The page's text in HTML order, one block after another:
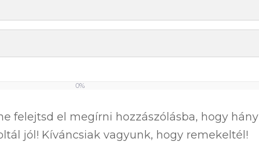
0%
felejtsd el megírni hozzászólásba, hogy hány
jól! Kíváncsiak vagyunk, hogy remekeltél!